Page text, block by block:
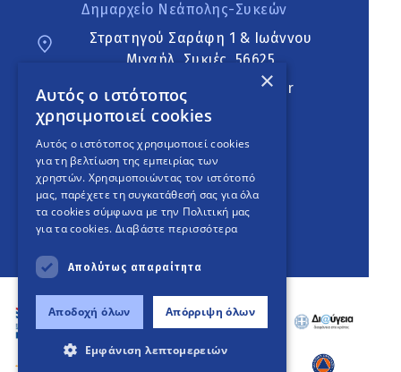
Δημαρχείο Νεάπολης-Συκεών
Στρατηγού Σαράφη 1 & Ιωάννου
Μιχαήλ, Συκιές, 56625
neapoli.sykies@ddt.gov.gr
Ακολουθήστε
English Version
An project
×
Αυτός ο ιστότοπος
χρησιμοποιεί cookies
Αυτός ο ιστότοπος χρησιμοποιεί cookies
για τη βελτίωση της εμπειρίας των
χρηστών. Χρησιμοποιώντας τον ιστότοπό
μας, παρέχετε τη συγκατάθεσή σας για όλα
τα cookies σύμφωνα με την Πολιτική μας
για τα cookies. Διαβάστε περισσότερα
Απολύτως απαραίτητα
Αποδοχή όλων Απόρριψη όλων
Εμφάνιση λεπτομερειών